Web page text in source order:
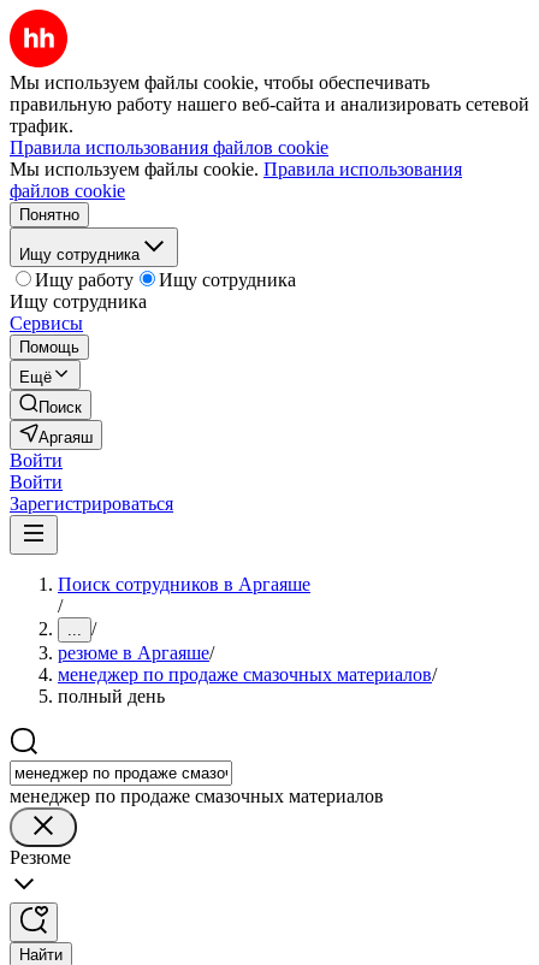
Мы используем файлы cookie, чтобы обеспечивать
правильную работу нашего веб-сайта и анализировать сетевой
трафик.
Правила использования файлов cookie
Мы используем файлы cookie. Правила использования
файлов cookie
Понятно
Ищу сотрудника
Ищу работу
Ищу сотрудника
Ищу сотрудника
Сервисы
Помощь
Ещё
Поиск
Аргаяш
Войти
Войти
Зарегистрироваться
Поиск сотрудников в Аргаяше
/
... /
резюме в Аргаяше/
менеджер по продаже смазочных материалов/
полный день
менеджер по продаже смазочных материалов
Резюме
Найти